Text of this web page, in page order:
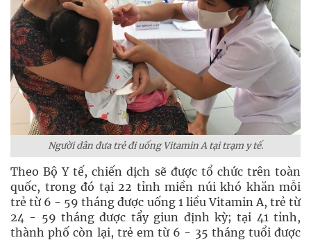
Người dân đưa trẻ đi uống Vitamin A tại trạm y tế.
Theo Bộ Y tế, chiến dịch sẽ được tổ chức trên toàn
quốc, trong đó tại 22 tỉnh miền núi khó khăn mỗi
trẻ từ 6 - 59 tháng được uống 1 liều Vitamin A, trẻ từ
24 - 59 tháng được tẩy giun định kỳ; tại 41 tỉnh,
thành phố còn lại, trẻ em từ 6 - 35 tháng tuổi được